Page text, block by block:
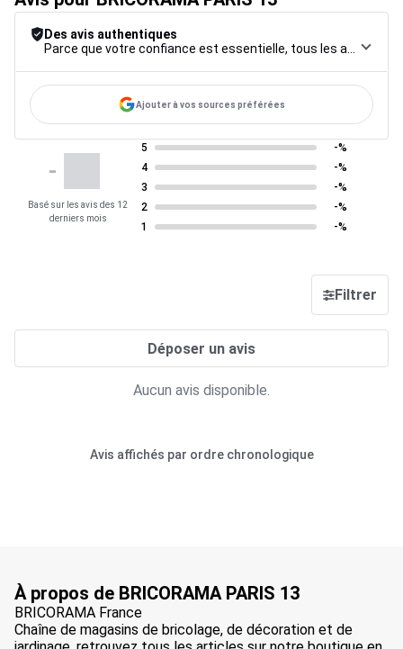
Des avis authentiques
Ajouter à vos sources préférées
-
Basé sur les avis des 12
derniers mois
5
-%
4
-%
3
-%
2
-%
1
-%
Filtrer
Déposer un avis
Aucun avis disponible.
Avis affichés par ordre chronologique
À propos de BRICORAMA PARIS 13
BRICORAMA France
Chaîne de magasins de bricolage, de décoration et de